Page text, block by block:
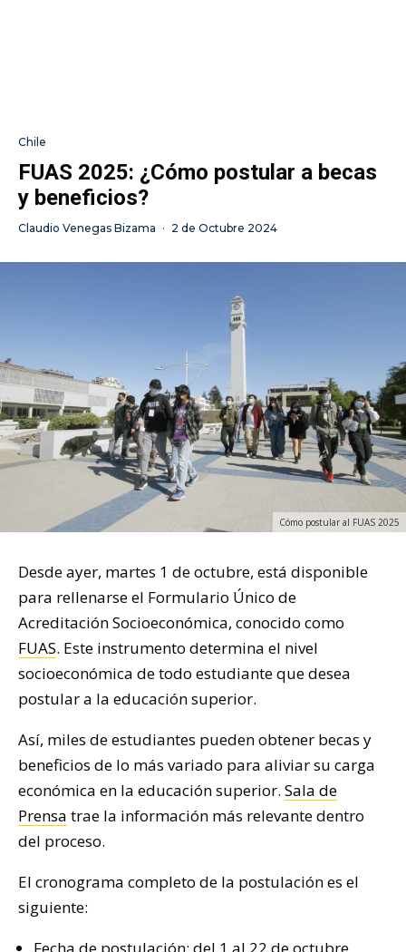
Chile
FUAS 2025: ¿Cómo postular a becas
y beneficios?
Claudio Venegas Bizama · 2 de Octubre 2024
Cómo postular al FUAS 2025
Desde ayer, martes 1 de octubre, está disponible
para rellenarse el Formulario Único de
Acreditación Socioeconómica, conocido como
FUAS. Este instrumento determina el nivel
socioeconómica de todo estudiante que desea
postular a la educación superior.
Así, miles de estudiantes pueden obtener becas y
beneficios de lo más variado para aliviar su carga
económica en la educación superior. Sala de
Prensa trae la información más relevante dentro
del proceso.
El cronograma completo de la postulación es el
siguiente: